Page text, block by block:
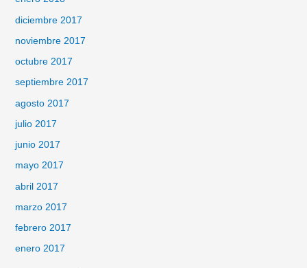
diciembre 2017
noviembre 2017
octubre 2017
septiembre 2017
agosto 2017
julio 2017
junio 2017
mayo 2017
abril 2017
marzo 2017
febrero 2017
enero 2017